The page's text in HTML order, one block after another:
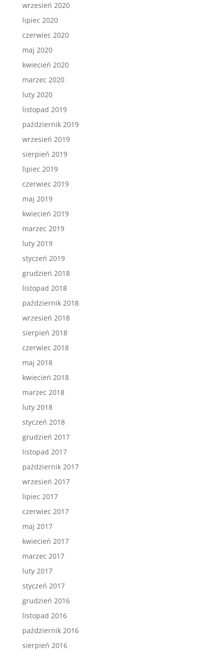
wrzesień 2020
lipiec 2020
czerwiec 2020
maj 2020
kwiecień 2020
marzec 2020
luty 2020
listopad 2019
październik 2019
wrzesień 2019
sierpień 2019
lipiec 2019
czerwiec 2019
maj 2019
kwiecień 2019
marzec 2019
luty 2019
styczeń 2019
grudzień 2018
listopad 2018
październik 2018
wrzesień 2018
sierpień 2018
czerwiec 2018
maj 2018
kwiecień 2018
marzec 2018
luty 2018
styczeń 2018
grudzień 2017
listopad 2017
październik 2017
wrzesień 2017
lipiec 2017
czerwiec 2017
maj 2017
kwiecień 2017
marzec 2017
luty 2017
styczeń 2017
grudzień 2016
listopad 2016
październik 2016
sierpień 2016